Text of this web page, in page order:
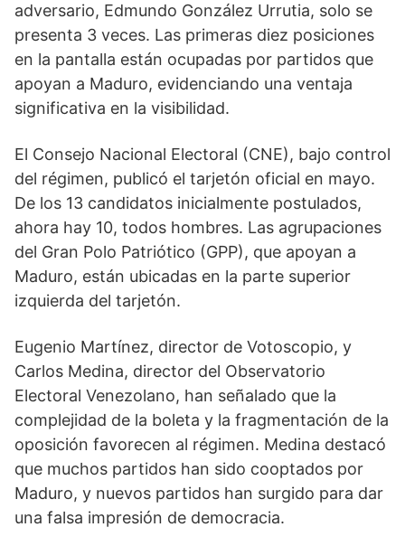
adversario, Edmundo González Urrutia, solo se
presenta 3 veces. Las primeras diez posiciones
en la pantalla están ocupadas por partidos que
apoyan a Maduro, evidenciando una ventaja
significativa en la visibilidad.
El Consejo Nacional Electoral (CNE), bajo control
del régimen, publicó el tarjetón oficial en mayo.
De los 13 candidatos inicialmente postulados,
ahora hay 10, todos hombres. Las agrupaciones
del Gran Polo Patriótico (GPP), que apoyan a
Maduro, están ubicadas en la parte superior
izquierda del tarjetón.
Eugenio Martínez, director de Votoscopio, y
Carlos Medina, director del Observatorio
Electoral Venezolano, han señalado que la
complejidad de la boleta y la fragmentación de la
oposición favorecen al régimen. Medina destacó
que muchos partidos han sido cooptados por
Maduro, y nuevos partidos han surgido para dar
una falsa impresión de democracia.